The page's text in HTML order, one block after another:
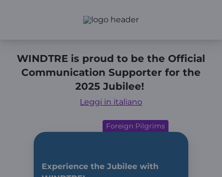
WINDTRE is proud to be the Official
Communication Supporter for the
2025 Jubilee!
Leggi in italiano
Foreign Pilgrims
Experience the Jubilee with